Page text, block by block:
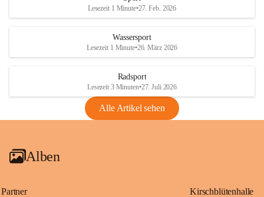
Anhang VBl. EU Nr. 18
1 Seite•1,4 MB
VBl. EU Nr. 18_2026
Lesezeit 1 Minute•27. Feb. 2026
Wassersport
Lesezeit 1 Minute•26. März 2026
Radsport
Lesezeit 3 Minuten•27. Juli 2026
Alle Artikel sehen
Alben
Partner Kirschblütenhalle